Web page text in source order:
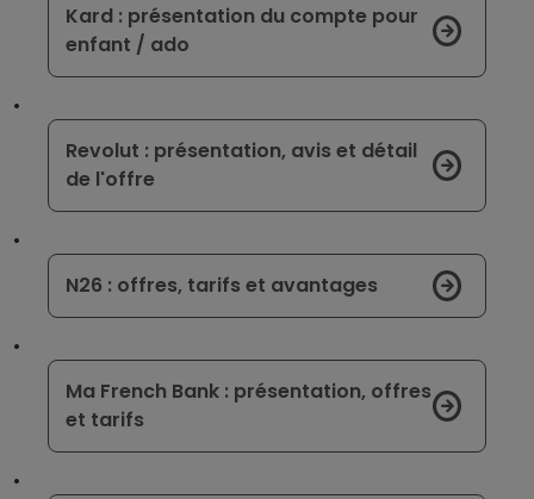
Kard : présentation du compte pour
enfant / ado
Revolut : présentation, avis et détail
de l'offre
N26 : offres, tarifs et avantages
Ma French Bank : présentation, offres
et tarifs